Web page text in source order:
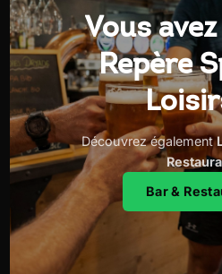
Vous
Repère
Découvrez également
Bar &